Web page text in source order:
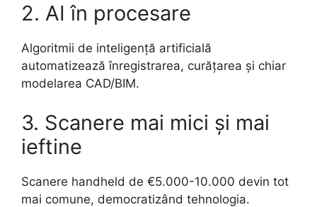
2. AI în procesare
Algoritmii de inteligență artificială
automatizează înregistrarea, curățarea și chiar
modelarea CAD/BIM.
3. Scanere mai mici și mai
ieftine
Scanere handheld de €5.000-10.000 devin tot
mai comune, democratizând tehnologia.